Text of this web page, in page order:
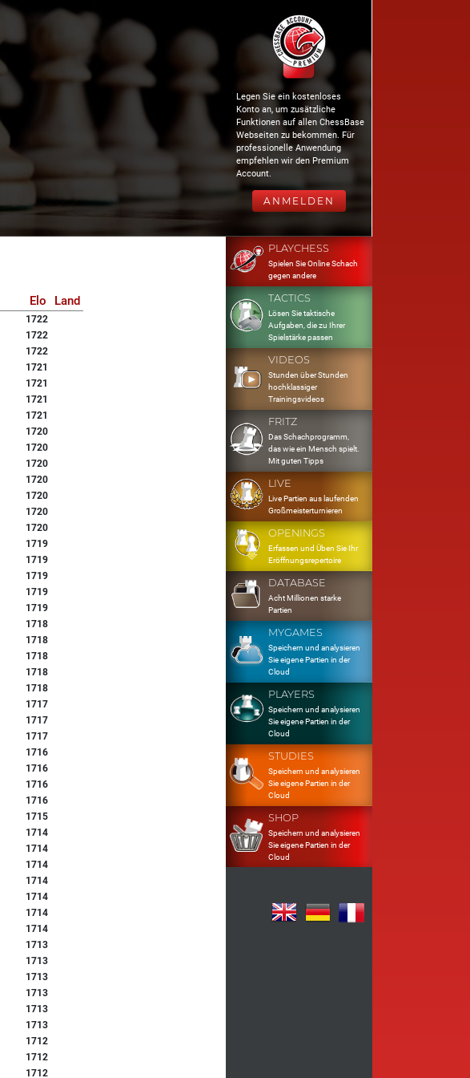
Legen Sie ein kostenloses
Konto an, um zusätzliche
Funktionen auf allen ChessBase
Webseiten zu bekommen. Für
professionelle Anwendung
empfehlen wir den Premium
Account.
ANMELDEN
Elo Land
1722
1722
1722
1721
1721
1721
1721
1720
1720
1720
1720
1720
1720
1720
1719
1719
1719
1719
1719
1718
1718
1718
1718
1718
1717
1717
1717
1716
1716
1716
1716
1715
1714
1714
1714
1714
1714
1714
1714
1713
1713
1713
1713
1713
1713
1712
1712
1712
PLAYCHESS
Spielen Sie Online Schach
gegen andere
TACTICS
Lösen Sie taktische
Aufgaben, die zu Ihrer
Spielstärke passen
VIDEOS
Stunden über Stunden
hochklassiger
Trainingsvideos
FRITZ
Das Schachprogramm,
das wie ein Mensch spielt.
Mit guten Tipps
LIVE
Live Partien aus laufenden
Großmeisterturnieren
OPENINGS
Erfassen und Üben Sie Ihr
Eröffnungsrepertoire
DATABASE
Acht Millionen starke
Partien
MYGAMES
Speichern und analysieren
Sie eigene Partien in der
Cloud
PLAYERS
Speichern und analysieren
Sie eigene Partien in der
Cloud
STUDIES
Speichern und analysieren
Sie eigene Partien in der
Cloud
SHOP
Speichern und analysieren
Sie eigene Partien in der
Cloud